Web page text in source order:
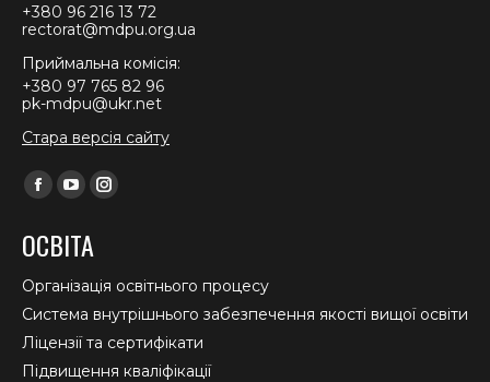
+380 96 216 13 72
rectorat@mdpu.org.ua
Приймальна комісія:
+380 97 765 82 96
pk-mdpu@ukr.net
Стара версія сайту
Find us on:
Facebook
opens
in
new
window
YouTube
opens
in
new
window
Instagram
in
new
window
ОСВІТА
Організація освітнього процесу
Система внутрішнього забезпечення якості вищої освіти
Ліцензії та сертифікати
Підвищення кваліфікації